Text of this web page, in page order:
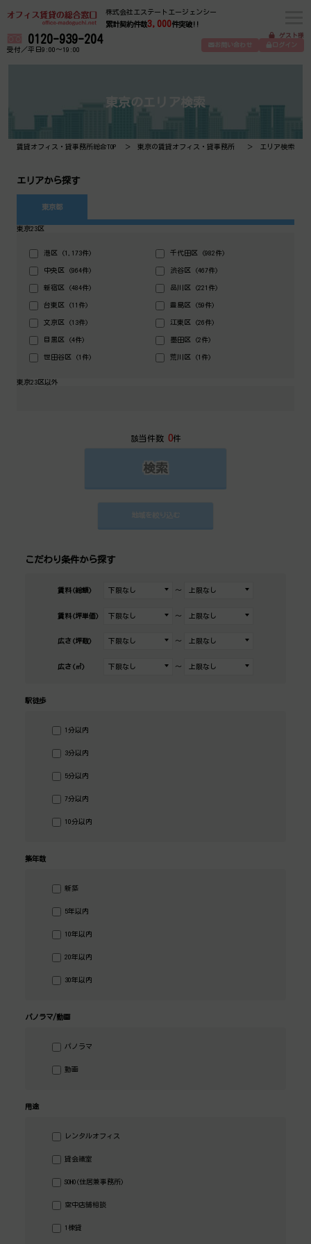
株式会社エステートエージェンシー
累計契約件数3,000件突破!!
0120-939-204
受付／平日9:00～19:00
ゲスト様
お問い合わせ
ログイン
東京のエリア検索
賃貸オフィス・貸事務所総合TOP 東京の賃貸オフィス・貸事務所 エリア検索
エリアから探す
東京都
東京23区
港区 (1,173件) 千代田区 (982件)
中央区 (964件) 渋谷区 (467件)
新宿区 (484件) 品川区 (221件)
台東区 (11件) 豊島区 (59件)
文京区 (13件) 江東区 (26件)
目黒区 (4件) 墨田区 (2件)
世田谷区 (1件) 荒川区 (1件)
東京23区以外
該当件数 0件
こだわり条件から探す
賃料(総額) ～
賃料(坪単価) ～
広さ(坪数) ～
広さ(㎡) ～
駅徒歩
1分以内
3分以内
5分以内
7分以内
10分以内
築年数
新築
5年以内
10年以内
20年以内
30年以内
パノラマ/動画
パノラマ
動画
用途
レンタルオフィス
貸会議室
SOHO(住居兼事務所)
空中店舗相談
1棟貸